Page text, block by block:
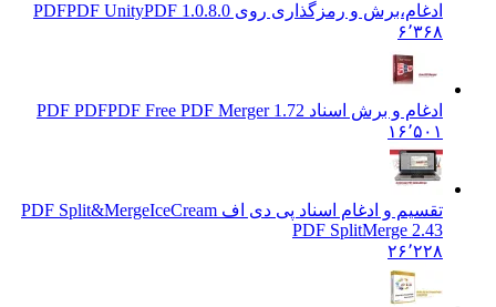
ادغام،برش و رمزگذاری روی PDF PDF UnityPDF 1.0.8.0
۶٬۳۶۸
ادغام و برش اسناد PDF PDF PDF Free PDF Merger 1.72
۱۶٬۵۰۱
تقسیم و ادغام اسناد پی دی اف PDF Split&MergeIceCream
PDF SplitMerge 2.43
۲۶٬۲۲۸